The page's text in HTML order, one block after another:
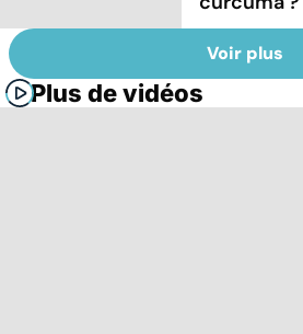
Voir plus
Plus de vidéos